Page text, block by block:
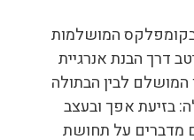
בקומפלקס המושלמות
דרך הבנת אנרגיית
לבין הבתולה
בזיעת אפך ובעצב
מדברים על תחושת